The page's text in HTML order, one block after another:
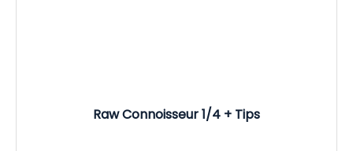
Raw Connoisseur 1/4 + Tips